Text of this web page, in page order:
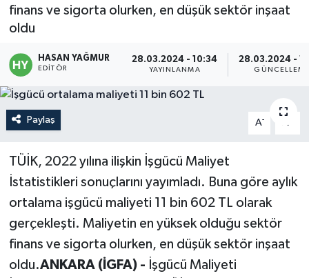
finans ve sigorta olurken, en düşük sektör inşaat
oldu
HASAN YAĞMUR
EDITÖR
28.03.2024 - 10:34
YAYINLANMA
28.03.2024 -
Paylaş A- A
TÜİK, 2022 yılına ilişkin İşgücü Maliyet
İstatistikleri sonuçlarını yayımladı. Buna göre aylık
ortalama işgücü maliyeti 11 bin 602 TL olarak
gerçekleşti. Maliyetin en yüksek olduğu sektör
finans ve sigorta olurken, en düşük sektör inşaat
oldu.ANKARA (İGFA) - İşgücü Maliyeti
Kültür & Sanat
Sağlık
Teknoloji
Yaşam
Son Dakika Haberleri